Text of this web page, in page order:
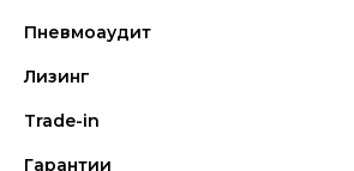
Пневмоаудит
Лизинг
Trade-in
Гарантии